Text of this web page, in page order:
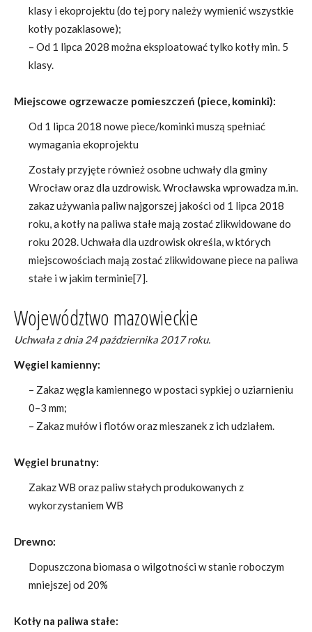
klasy i ekoprojektu (do tej pory należy wymienić wszystkie
kotły pozaklasowe);
– Od 1 lipca 2028 można eksploatować tylko kotły min. 5
klasy.
Miejscowe ogrzewacze pomieszczeń (piece, kominki):
Od 1 lipca 2018 nowe piece/kominki muszą spełniać
wymagania ekoprojektu
Zostały przyjęte również osobne uchwały dla gminy
Wrocław oraz dla uzdrowisk. Wrocławska wprowadza m.in.
zakaz używania paliw najgorszej jakości od 1 lipca 2018
roku, a kotły na paliwa stałe mają zostać zlikwidowane do
roku 2028. Uchwała dla uzdrowisk określa, w których
miejscowościach mają zostać zlikwidowane piece na paliwa
stałe i w jakim terminie[7].
Województwo mazowieckie
Uchwała z dnia 24 października 2017 roku.
Węgiel kamienny:
– Zakaz węgla kamiennego w postaci sypkiej o uziarnieniu
0–3 mm;
– Zakaz mułów i flotów oraz mieszanek z ich udziałem.
Węgiel brunatny:
Zakaz WB oraz paliw stałych produkowanych z
wykorzystaniem WB
Drewno:
Dopuszczona biomasa o wilgotności w stanie roboczym
mniejszej od 20%
Kotły na paliwa stałe: